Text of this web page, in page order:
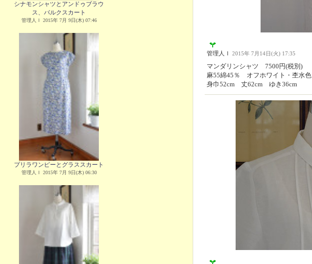
シナモンシャツとアンドゥブラウ
ス、バルクスカート
管理人Ｉ 2015年 7月 9日(木) 07:46
プリラワンピーとグラススカート
管理人Ｉ 2015年 7月 9日(木) 06:30
管理人Ｉ 2015年 7月14日(火) 17:35
マンダリンシャツ 7500円(税別)
麻55綿45％ オフホワイト・杢水色
身巾52cm 丈62cm ゆき36cm